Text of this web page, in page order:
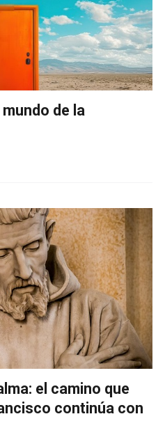
de la
el camino que
continúa con